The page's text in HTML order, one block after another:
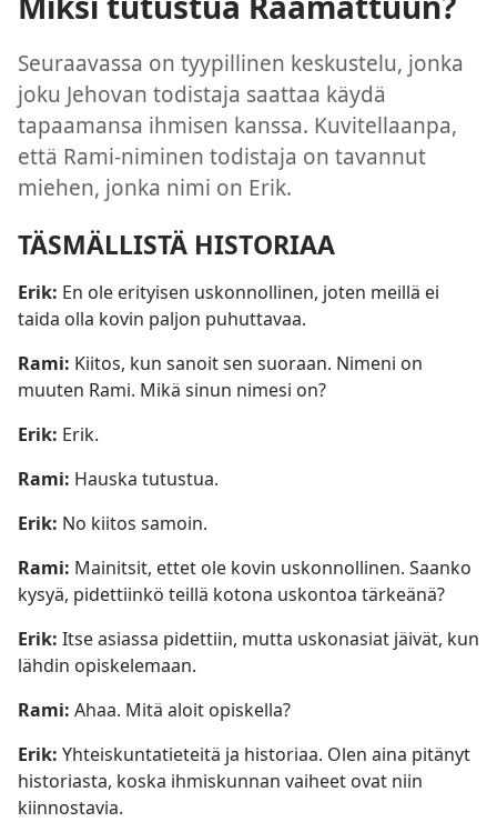
Seuraavassa on tyypillinen keskustelu, jonka
joku Jehovan todistaja saattaa käydä
tapaamansa ihmisen kanssa. Kuvitellaanpa,
että Rami-niminen todistaja on tavannut
miehen, jonka nimi on Erik.
TÄSMÄLLISTÄ HISTORIAA
Erik: En ole erityisen uskonnollinen, joten meillä ei
taida olla kovin paljon puhuttavaa.
Rami: Kiitos, kun sanoit sen suoraan. Nimeni on
muuten Rami. Mikä sinun nimesi on?
Erik: Erik.
Rami: Hauska tutustua.
Erik: No kiitos samoin.
Rami: Mainitsit, ettet ole kovin uskonnollinen. Saanko
kysyä, pidettiinkö teillä kotona uskontoa tärkeänä?
Erik: Itse asiassa pidettiin, mutta uskonasiat jäivät, kun
lähdin opiskelemaan.
Rami: Ahaa. Mitä aloit opiskella?
Erik: Yhteiskuntatieteitä ja historiaa. Olen aina pitänyt
historiasta, koska ihmiskunnan vaiheet ovat niin
kiinnostavia.